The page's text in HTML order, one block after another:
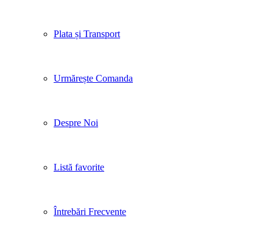
Plata și Transport
Urmărește Comanda
Despre Noi
Listă favorite
Întrebări Frecvente